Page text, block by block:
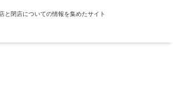
と閉店についての情報を集めたサイト